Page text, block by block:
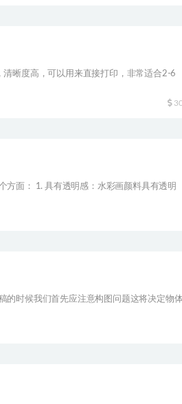
晰度高，可以用来直接打印，非常适合2-6
方面： 1. 具有透明感：水彩画颜料具有透明
的时候我们首先应注意构图问题这将决定物